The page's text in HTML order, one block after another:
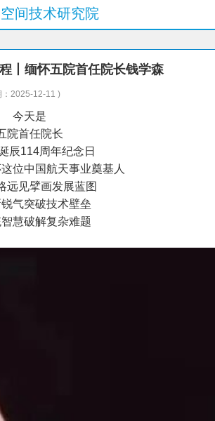
间技术研究院
丨缅怀五院首任院长钱学森
：2025-12-11 )
今天是
院首任院长
辰114周年纪念日
位中国航天事业奠基人
远见擘画发展蓝图
锐气突破技术壁垒
智慧破解复杂难题